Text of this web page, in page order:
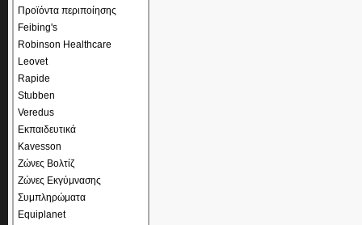
Προϊόντα περιποίησης
Feibing's
Robinson Healthcare
Leovet
Rapide
Stubben
Veredus
Εκπαιδευτικά
Kavesson
Ζώνες Βολτίζ
Ζώνες Εκγύμνασης
Συμπληρώματα
Equiplanet